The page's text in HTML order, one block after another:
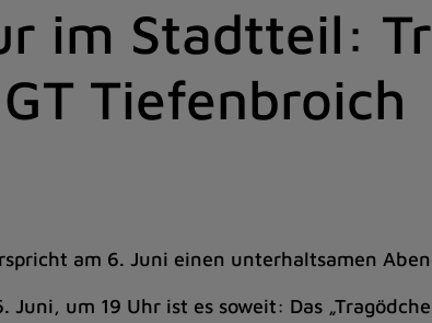
im Stadtteil:
Tiefenbroich
am 6. Juni einen unterhaltsamen
Juni, um 19 Uhr ist es soweit: Das